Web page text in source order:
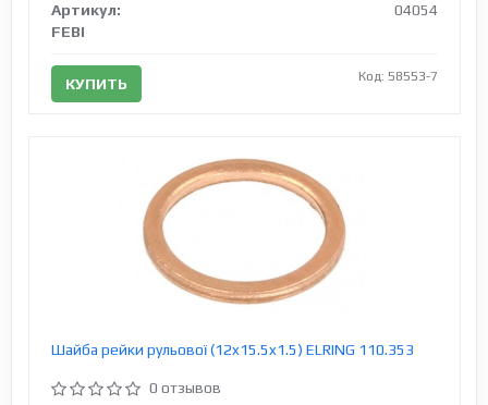
Артикул:
04054
FEBI
КУПИТЬ Код: 58553-7
Шайба рейки рульової (12x15.5x1.5) ELRING 110.353
0 отзывов